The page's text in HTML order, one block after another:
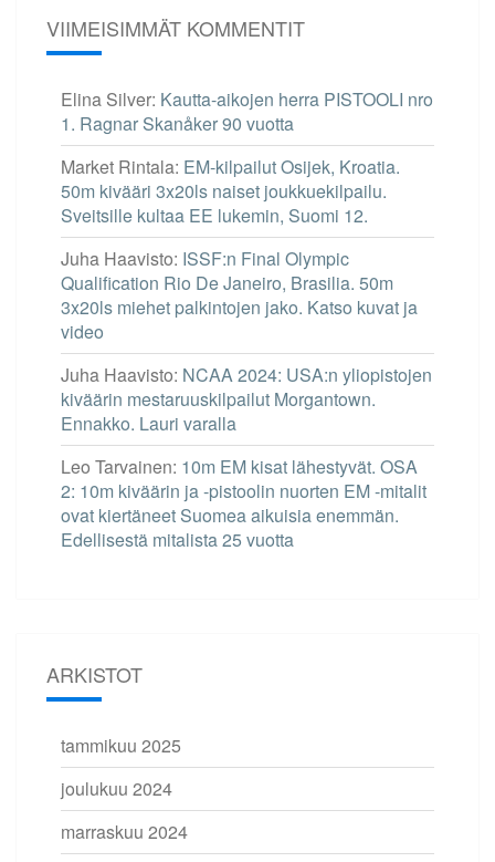
VIIMEISIMMÄT KOMMENTIT
Elina Silver: Kautta-aikojen herra PISTOOLI nro
1. Ragnar Skanåker 90 vuotta
Market Rintala: EM-kilpailut Osijek, Kroatia.
50m kivääri 3x20ls naiset joukkuekilpailu.
Sveitsille kultaa EE lukemin, Suomi 12.
Juha Haavisto: ISSF:n Final Olympic
Qualification Rio De Janeiro, Brasilia. 50m
3x20ls miehet palkintojen jako. Katso kuvat ja
video
Juha Haavisto: NCAA 2024: USA:n yliopistojen
kiväärin mestaruuskilpailut Morgantown.
Ennakko. Lauri varalla
Leo Tarvainen: 10m EM kisat lähestyvät. OSA
2: 10m kiväärin ja -pistoolin nuorten EM -mitalit
ovat kiertäneet Suomea aikuisia enemmän.
Edellisestä mitalista 25 vuotta
ARKISTOT
tammikuu 2025
joulukuu 2024
marraskuu 2024